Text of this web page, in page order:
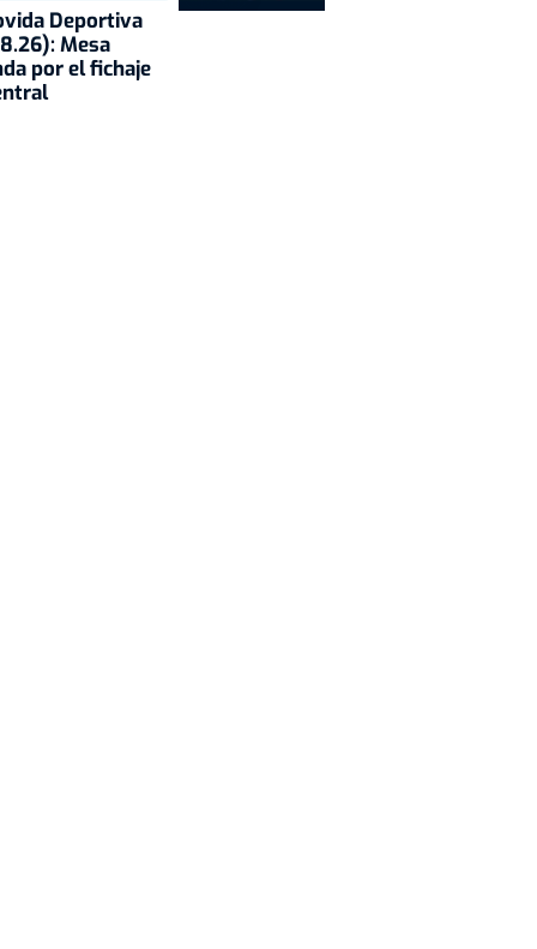
Deportiva
Mesa
por el fichaje